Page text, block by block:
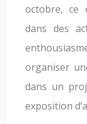
octobre, ce
dans des
organiser
dans un
exposition